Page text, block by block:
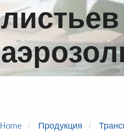
листьев
Home Продукция